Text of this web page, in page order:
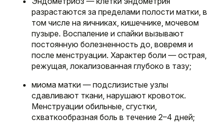
разрастаются за пределами полости матки, в
том числе на яичниках, кишечнике, мочевом
пузыре. Воспаление и спайки вызывают
постоянную болезненность до, вовремя и
после менструации. Характер боли — острая,
режущая, локализованная глубоко в тазу;
миома матки — подслизистые узлы
сдавливают ткани, нарушают кровоток.
Менструации обильные, сгустки,
схваткообразная боль в течение 2–4 дней;